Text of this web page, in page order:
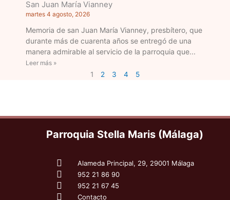
San Juan María Vianney
martes 4 agosto, 2026
Memoria de san Juan María Vianney, presbítero, que
durante más de cuarenta años se entregó de una
manera admirable al servicio de la parroquia que
Leer más »
1 2 3 4 5
Parroquia Stella Maris (Málaga)
Alameda Principal, 29, 29001 Málaga
952 21 86 90
952 21 67 45
Contacto